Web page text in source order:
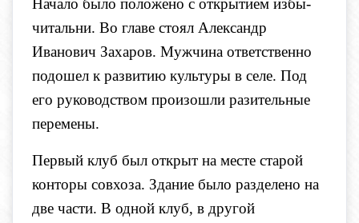
Начало было положено с открытием избы-
читальни. Во главе стоял Александр
Иванович Захаров. Мужчина ответственно
подошел к развитию культуры в селе. Под
его руководством произошли разительные
перемены.
Первый клуб был открыт на месте старой
конторы совхоза. Здание было разделено на
две части. В одной клуб, в другой